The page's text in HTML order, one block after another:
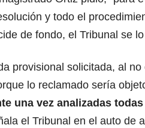
y todo el
de fondo, el Tribunal se
provisional solicitada, al
lo reclamado sería
una vez analizadas
el Tribunal en el auto de